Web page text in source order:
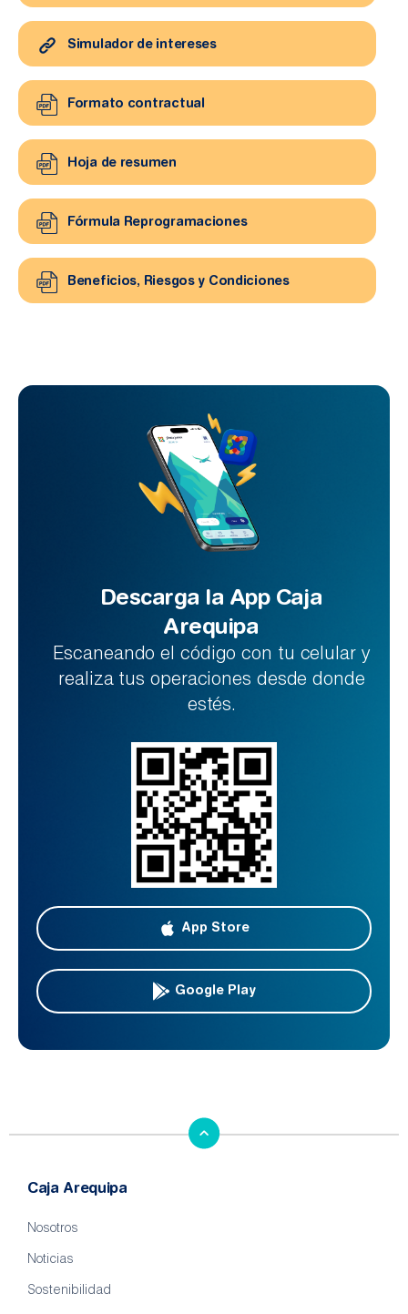
Simulador de intereses
Formato contractual
Hoja de resumen
Fórmula Reprogramaciones
Beneficios, Riesgos y Condiciones
Descarga la App Caja
Arequipa
Escaneando el código con tu celular y
realiza tus operaciones desde donde
estés.
App Store
Google Play
Caja Arequipa
Nosotros
Noticias
Sostenibilidad